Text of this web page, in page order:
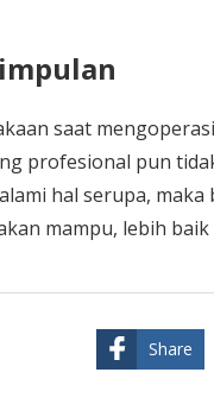
saat
profesional pun
hal serupa,
mampu, lebih
Share